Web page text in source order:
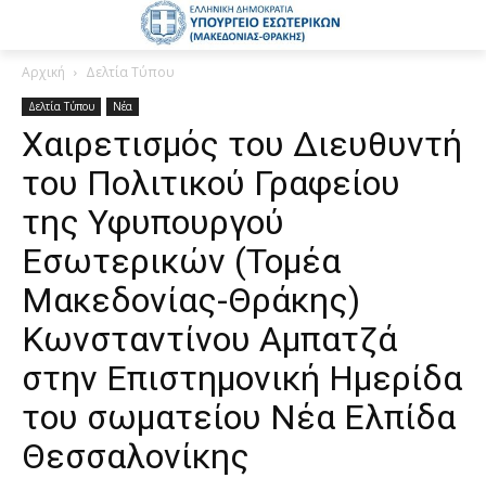
Αρχική Δελτία Τύπου
Δελτία Τύπου Νέα
Χαιρετισμός του Διευθυντή
του Πολιτικού Γραφείου
της Υφυπουργού
Εσωτερικών (Τομέα
Μακεδονίας-Θράκης)
Κωνσταντίνου Αμπατζά
στην Επιστημονική Ημερίδα
του σωματείου Νέα Ελπίδα
Θεσσαλονίκης